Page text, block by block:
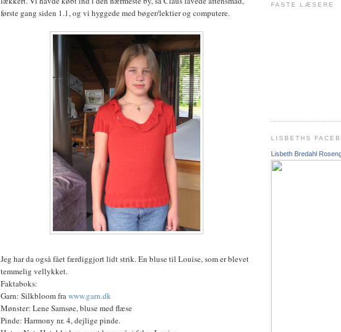
første gang siden 1.1, og vi hyggede med bøger/lektier og computere.
Jeg har da også fået færdiggjort lidt strik. En bluse til Louise, som er blevet
temmelig vellykket.
Faktaboks:
Garn: Silkbloom frawww.garn.dk
Mønster: Lene Samsøe, bluse med flæse
Pinde: Harmony nr. 4, dejlige pinde.
FASTE LÆSERE
LISBETHS
Lisbeth Bredahl